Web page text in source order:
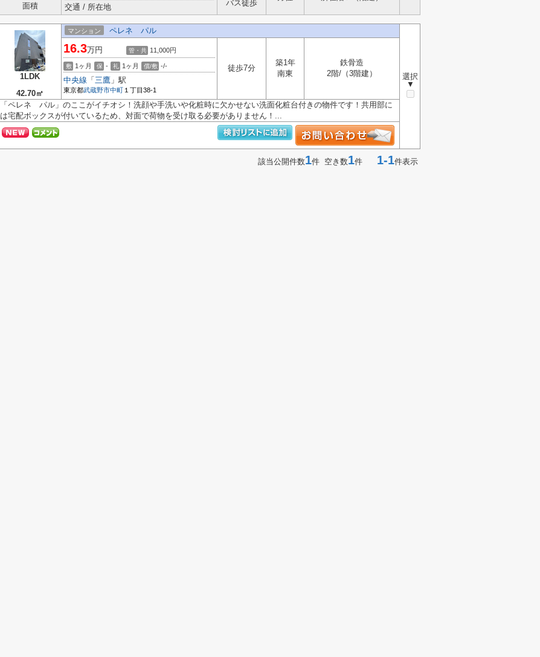
面積
交通 / 所在地
バス徒歩
1LDK
42.70㎡
マンション ペレネ パル
選択
▼
16.3万円 管・共 11,000円
敷 1ヶ月 保 - 礼 1ヶ月 償/敷 -/-
中央線 「 三鷹 」駅
東京都武蔵野市中町 １丁目38-1
徒歩7分
築1年
南東
鉄骨造
2階/（3階建）
「ペレネ パル」のここがイチオシ！洗顔や手洗いや化粧時に欠かせない洗面化粧台付きの物件です！共用部に
は宅配ボックスが付いているため、対面で荷物を受け取る必要がありません！...
該当公開件数1件 空き数1件 1-1件表示